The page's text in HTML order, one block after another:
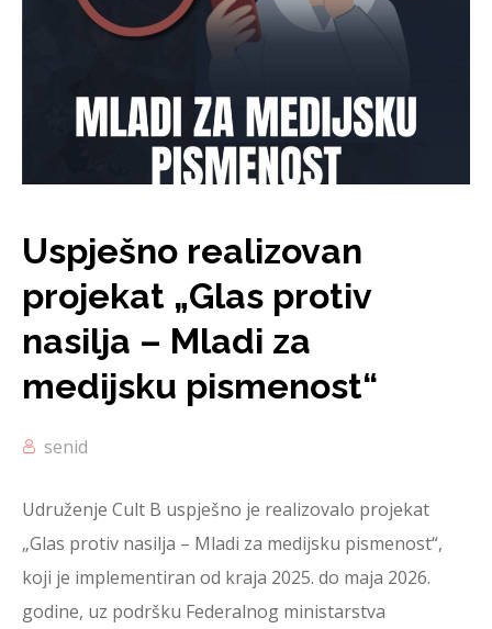
Uspješno realizovan
projekat „Glas protiv
nasilja – Mladi za
medijsku pismenost“
senid
Udruženje Cult B uspješno je realizovalo projekat
„Glas protiv nasilja – Mladi za medijsku pismenost“,
koji je implementiran od kraja 2025. do maja 2026.
godine, uz podršku Federalnog ministarstva